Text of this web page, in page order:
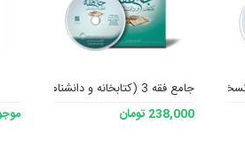
4)
جامع فقه 3 (کتابخانه و دانشنامه تخصصی فقه)
238,000 تومان